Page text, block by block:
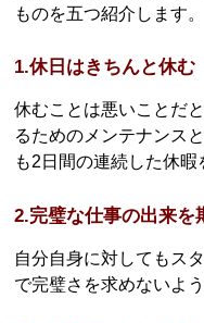
ものを五つ紹介します。
1.休日はきちんと休む
休むことは悪いことだ
るためのメンテナンス
も2日間の連続した休暇
2.完璧な仕事の出来を
自分自身に対してもス
で完璧さを求めないよ